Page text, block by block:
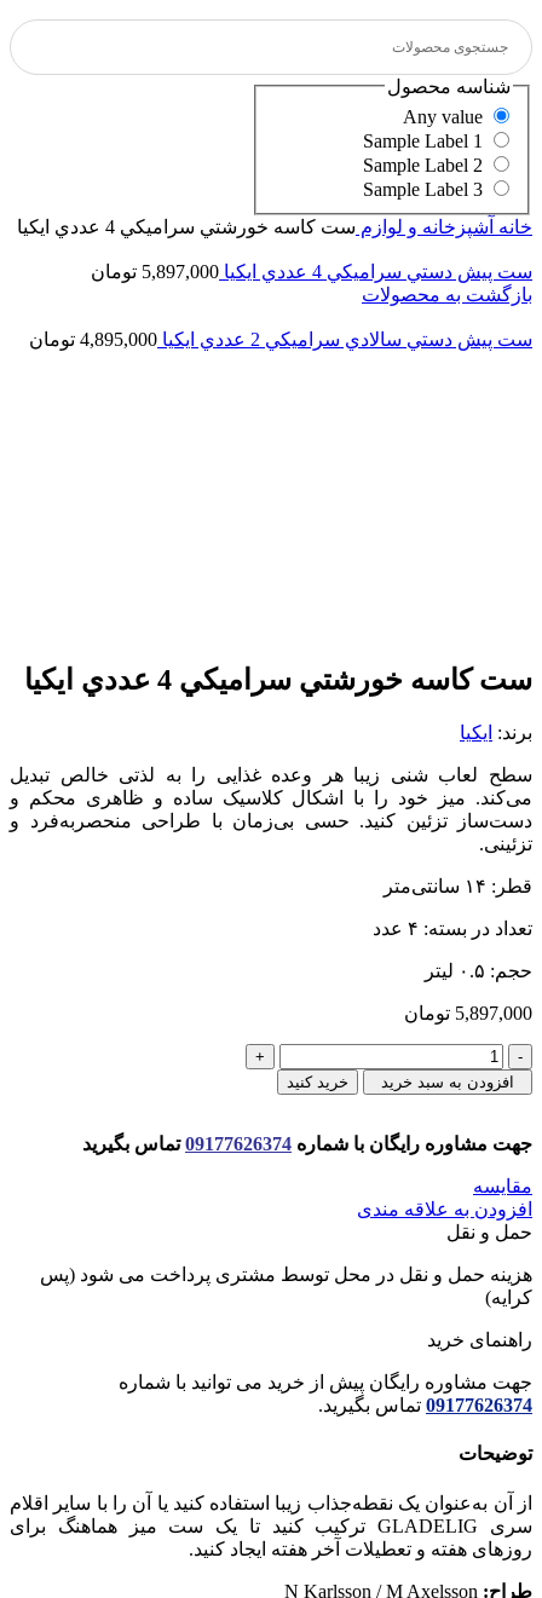
شناسه محصول
خانه آشپزخانه و لوازم ست كاسه خورشتي سراميكي 4 عددي ايكيا
ست پيش دستي سراميكي 4 عددي ايكيا 5,897,000 تومان
بازگشت به محصولات
ست پيش دستي سالادي سراميكي 2 عددي ايكيا 4,895,000 تومان
ست كاسه خورشتي سراميكي 4 عددي ايكيا
برند: ایکیا
سطح لعاب شنی زیبا هر وعده غذایی را به لذتی خالص تبدیل
می‌کند. میز خود را با اشکال کلاسیک ساده و ظاهری محکم و
دست‌ساز تزئین کنید. حسی بی‌زمان با طراحی منحصربه‌فرد و
تزئینی.
قطر: ۱۴ سانتی‌متر
تعداد در بسته: ۴ عدد
حجم: ۰.۵ لیتر
5,897,000 تومان
ست
كاسه
خورشتي
4
ايكيا
عدد
افزودن به سبد خرید خرید کنید
جهت مشاوره رایگان با شماره 09177626374تماس بگیرید
مقایسه
افزودن به علاقه مندی
حمل و نقل
هزینه حمل و نقل در محل توسط مشتری پرداخت می شود (پس
کرایه)
راهنمای خرید
جهت مشاوره رایگان پیش از خرید می توانید با شماره
09177626374 تماس بگیرید.
توضیحات
از آن به‌عنوان یک نقطه‌جذاب زیبا استفاده کنید یا آن را با سایر اقلام
سری GLADELIG ترکیب کنید تا یک ست میز هماهنگ برای
روزهای هفته و تعطیلات آخر هفته ایجاد کنید.
طراح: